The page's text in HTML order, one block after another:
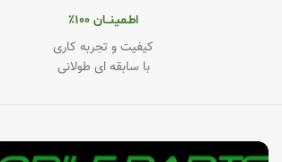
اطـمینــان ۱۰۰٪
کیفیت و تجربه کاری
با سابقه ای طولانی